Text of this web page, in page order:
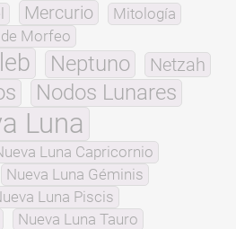
Mercurio
Mitología
Morfeo
Neptuno Netzah
Nodos Lunares
Luna
Luna Capricornio
Nueva Luna Géminis
Luna Piscis
Nueva Luna Tauro